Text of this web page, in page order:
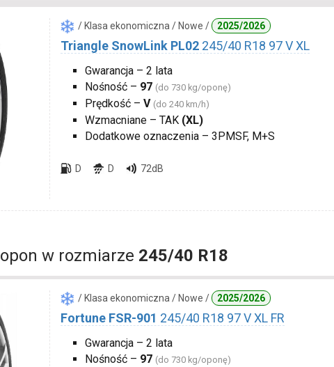
/ Klasa ekonomiczna / Nowe / 2025/2026
Triangle SnowLink PL02 245/40 R18 97 V XL
Gwarancja – 2 lata
Nośność – 97 (do 730 kg/oponę)
Prędkość – V (do 240 km/h)
Wzmacniane – TAK (XL)
Dodatkowe oznaczenia – 3PMSF, M+S
D D 72dB
opon w rozmiarze 245/40 R18
/ Klasa ekonomiczna / Nowe / 2025/2026
Fortune FSR-901 245/40 R18 97 V XL FR
Gwarancja – 2 lata
Nośność – 97 (do 730 kg/oponę)